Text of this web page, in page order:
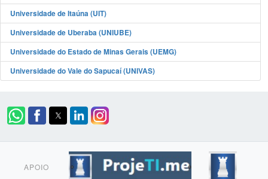
Universidade de Itaúna (UIT)
Universidade de Uberaba (UNIUBE)
Universidade do Estado de Minas Gerais (UEMG)
Universidade do Vale do Sapucaí (UNIVAS)
APOIO